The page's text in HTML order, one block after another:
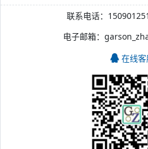
联系电话：
电子邮箱：
在线客